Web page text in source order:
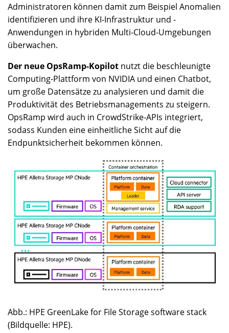
Administratoren können damit zum Beispiel Anomalien
identifizieren und ihre KI-Infrastruktur und -
Anwendungen in hybriden Multi-Cloud-Umgebungen
überwachen.
Der neue OpsRamp-Kopilot nutzt die beschleunigte
Computing-Plattform von NVIDIA und einen Chatbot,
um große Datensätze zu analysieren und damit die
Produktivität des Betriebsmanagements zu steigern.
OpsRamp wird auch in CrowdStrike-APIs integriert,
sodass Kunden eine einheitliche Sicht auf die
Endpunktsicherheit bekommen können.
Abb.: HPE GreenLake for File Storage software stack
(Bildquelle: HPE).